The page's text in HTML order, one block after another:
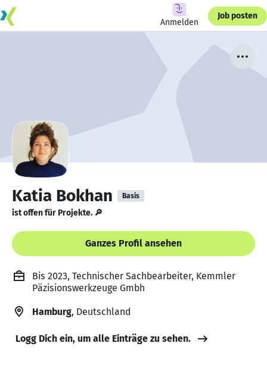
Anmelden
Job posten
Katia Bokhan Basis
ist offen für Projekte. 🔎
Ganzes Profil ansehen
Bis 2023, Technischer Sachbearbeiter, Kemmler
Päzisionswerkzeuge Gmbh
Hamburg, Deutschland
Logg Dich ein, um alle Einträge zu sehen.